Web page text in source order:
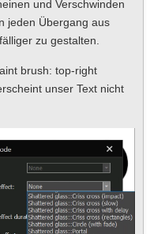
und Verschwinden
jeden Übergang aus
zu gestalten.
brush: top-right
unser Text nicht